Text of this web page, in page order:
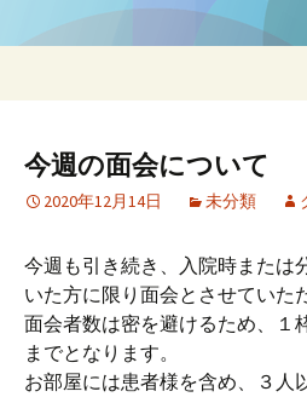
今週の面会について
2020年12月14日 未分類
今週も引き続き、入院時または
いた方に限り面会とさせていた
面会者数は密を避けるため、１
までとなります。
お部屋には患者様を含め、３人